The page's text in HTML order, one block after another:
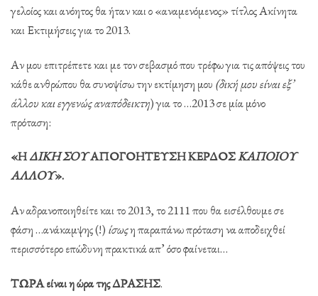
γελοίος και ανόητος θα ήταν και ο «αναμενόμενος» τίτλος Ακίνητα
και Εκτιμήσεις για το 2013.
Αν μου επιτρέπετε και με τον σεβασμό που τρέφω για τις απόψεις του
κάθε ανθρώπου θα συνοψίσω την εκτίμηση μου (δική μου είναι εξ’
άλλου και εγγενώς αναπόδεικτη) για το …2013 σε μία μόνο
πρόταση:
«ΗΔΙΚΗ ΣΟΥΑΠΟΓΟΗΤΕΥΣΗ ΚΕΡΔΟΣΚΑΠΟΙΟΥ
ΑΛΛΟΥ».
Αν αδρανοποιηθείτε και το 2013, το 2111 που θα εισέλθουμε σε
φάση …ανάκαμψης (!) ίσωςη παραπάνω πρόταση να αποδειχθεί
περισσότερο επώδυνη πρακτικά απ’ όσο φαίνεται…
ΤΩΡΑ είναι η ώρα της ΔΡΑΣΗΣ.